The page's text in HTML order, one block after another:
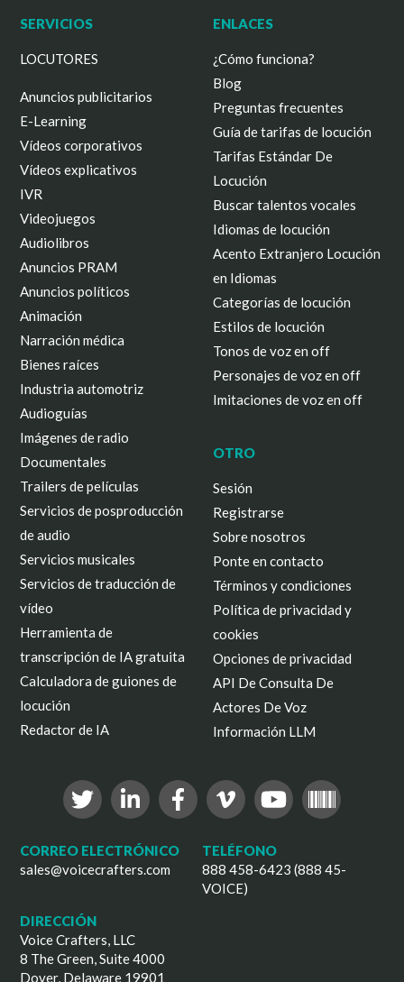
SERVICIOS
LOCUTORES
Anuncios publicitarios
E-Learning
Vídeos corporativos
Vídeos explicativos
IVR
Videojuegos
Audiolibros
Anuncios PRAM
Anuncios políticos
Animación
Narración médica
Bienes raíces
Industria automotriz
Audioguías
Imágenes de radio
Documentales
Trailers de películas
Servicios de posproducción
de audio
Servicios musicales
Servicios de traducción de
vídeo
Herramienta de
transcripción de IA gratuita
Calculadora de guiones de
locución
Redactor de IA
ENLACES
¿Cómo funciona?
Blog
Preguntas frecuentes
Guía de tarifas de locución
Tarifas Estándar De
Locución
Buscar talentos vocales
Idiomas de locución
Acento Extranjero Locución
en Idiomas
Categorías de locución
Estilos de locución
Tonos de voz en off
Personajes de voz en off
Imitaciones de voz en off
OTRO
Sesión
Registrarse
Sobre nosotros
Ponte en contacto
Términos y condiciones
Política de privacidad y
cookies
Opciones de privacidad
API De Consulta De
Actores De Voz
Información LLM
CORREO ELECTRÓNICO
sales@voicecrafters.com
TELÉFONO
888 458-6423 (888 45-
VOICE)
DIRECCIÓN
Voice Crafters, LLC
8 The Green, Suite 4000
Dover, Delaware 19901